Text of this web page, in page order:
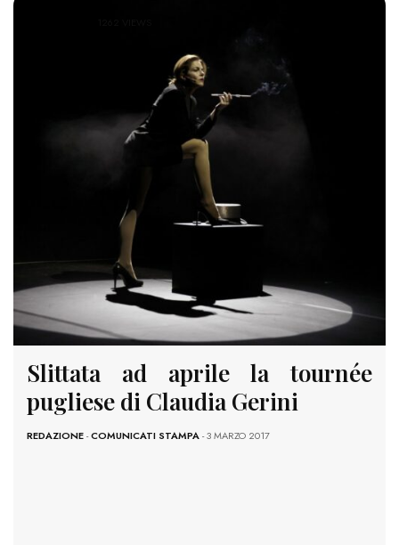
Slittata ad aprile la tournée
pugliese di Claudia Gerini
REDAZIONE-COMUNICATI STAMPA- 3 MARZO 2017